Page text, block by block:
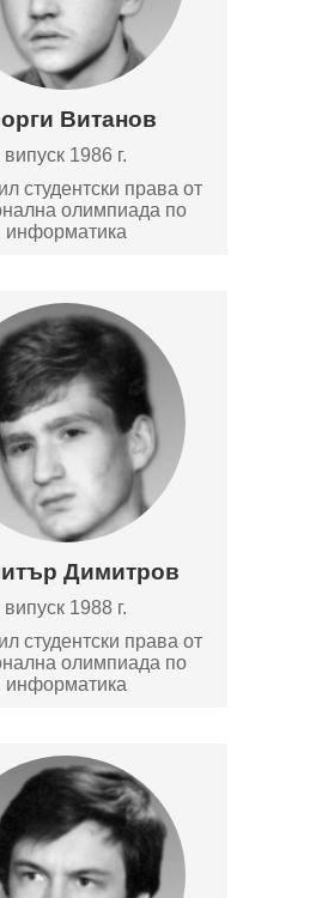
Витанов
випуск 1986 г.
студентски права от
олимпиада по
информатика
Димитров
випуск 1988 г.
студентски права от
олимпиада по
информатика